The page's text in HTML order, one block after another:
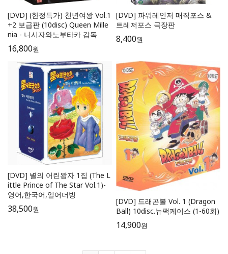
[DVD] (한정특가) 천년여왕 Vol.1
+2 보급판 (10disc) Queen Mille
nia - 니시자와노부타카 감독
16,800원
[DVD] 파워레인저 매직포스 &
트레저포스 극장판
8,400원
[DVD] 별의 어린왕자 1집 (The L
ittle Prince of The Star Vol.1)-
영어,한국어,일어더빙
38,500원
[DVD] 드래곤볼 Vol. 1 (Dragon
Ball) 10disc.뉴팩케이스 (1-60회)
14,900원